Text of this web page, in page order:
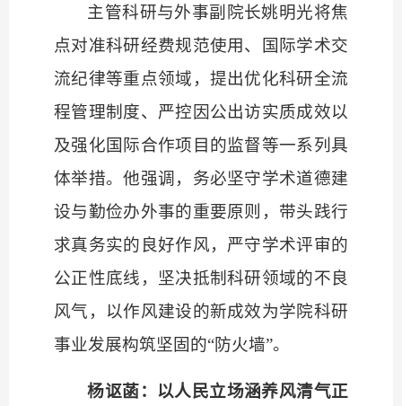
主管科研与外事副院长姚明光将焦
点对准科研经费规范使用、国际学术交
流纪律等重点领域，提出优化科研全流
程管理制度、严控因公出访实质成效以
及强化国际合作项目的监督等一系列具
体举措。他强调，务必坚守学术道德建
设与勤俭办外事的重要原则，带头践行
求真务实的良好作风，严守学术评审的
公正性底线，坚决抵制科研领域的不良
风气，以作风建设的新成效为学院科研
事业发展构筑坚固的“防火墙”。
杨讴菡：以人民立场涵养风清气正